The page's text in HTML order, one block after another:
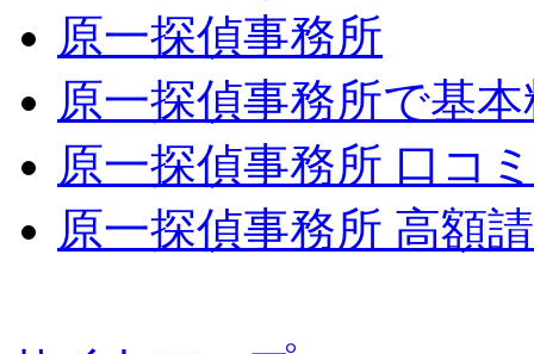
原一探偵事務所
原一探偵事務所で基
原一探偵事務所 口コ
原一探偵事務所 高額